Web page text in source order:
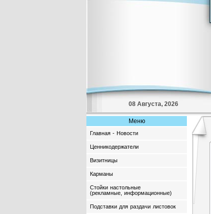
08 Августа, 2026
Меню
Главная - Новости
Ценникодержатели
Визитницы
Карманы
Стойки настольные
(рекламные, информационные)
Подставки для раздачи листовок